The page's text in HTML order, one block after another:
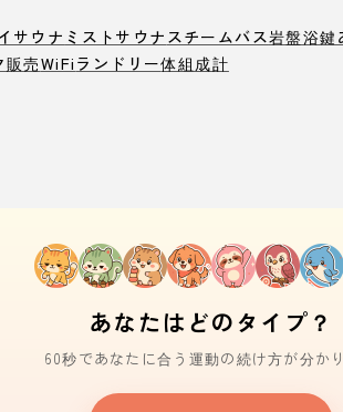
サウナ ミストサウナ スチームバス岩盤浴鍵
売WiFi ランドリー体組成計
あなたはどのタイプ？
60秒であなたに合う運動の続け方が分か